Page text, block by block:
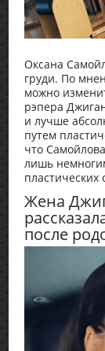
Оксана
груди. По
можно
рэпера
и лучше
путем
что
лишь
Жена
после